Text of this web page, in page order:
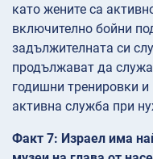
като жените са
включително бойни
задължителната си
продължават да
годишни тренировки
активна служба при
Факт 7: Израел има